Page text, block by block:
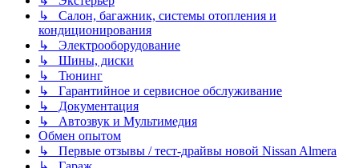
↳ Салон, багажник, системы отопления и
кондиционирования
↳ Электрооборудование
↳ Шины, диски
↳ Тюнинг
↳ Гарантийное и сервисное обслуживание
↳ Документация
↳ Автозвук и Мультимедия
Обмен опытом
↳ Первые отзывы / тест-драйвы новой Nissan Almera